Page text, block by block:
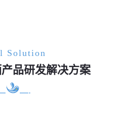
Solution
品研发解决方案